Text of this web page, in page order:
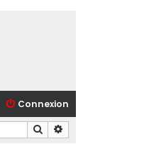
Connexion
Rechercher